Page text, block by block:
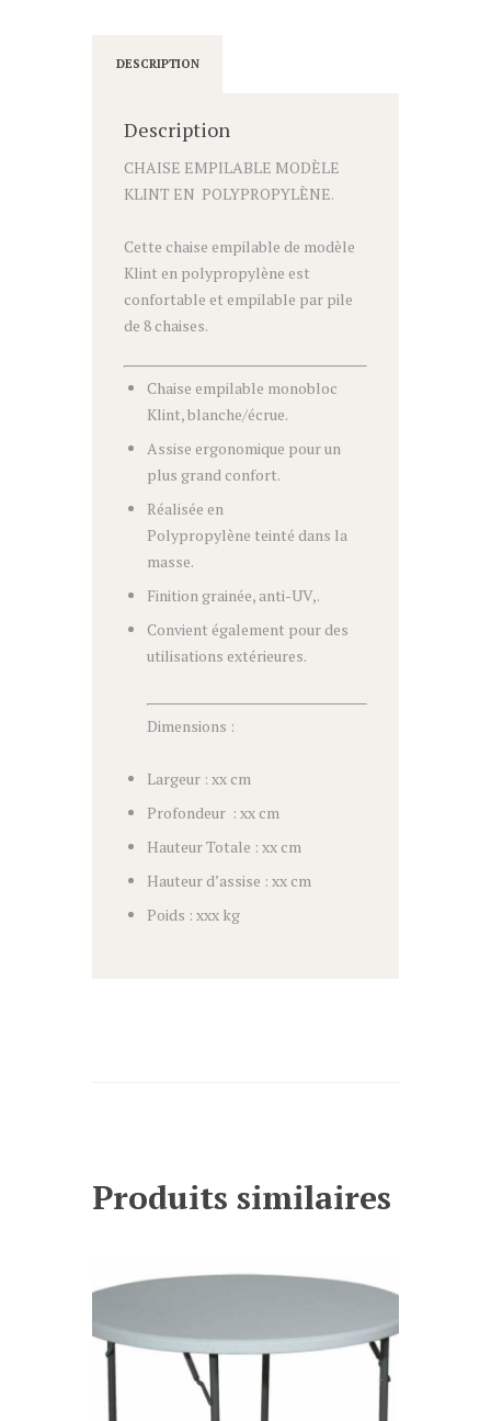
DESCRIPTION
Description
CHAISE EMPILABLE MODÈLE
KLINT EN POLYPROPYLÈNE.
Cette chaise empilable de modèle
Klint en polypropylène est
confortable et empilable par pile
de 8 chaises.
Chaise empilable monobloc
Klint, blanche/écrue.
Assise ergonomique pour un
plus grand confort.
Réalisée en
Polypropylène teinté dans la
masse.
Finition grainée, anti-UV,.
Convient également pour des
utilisations extérieures.
Dimensions :
Largeur : xx cm
Profondeur : xx cm
Hauteur Totale : xx cm
Hauteur d’assise : xx cm
Poids : xxx kg
Produits similaires